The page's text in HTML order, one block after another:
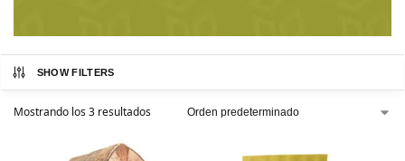
SHOW FILTERS
Mostrando los 3 resultados